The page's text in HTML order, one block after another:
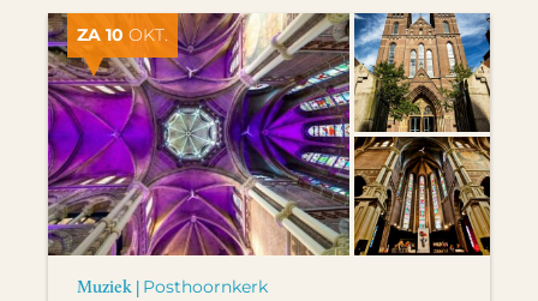
ZA 10 OKT.
Muziek | Posthoornkerk